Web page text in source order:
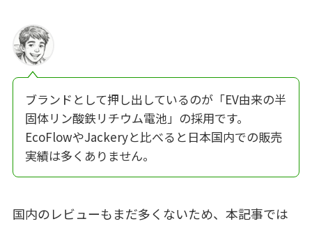
ブランドとして押し出しているのが「EV由来の半
固体リン酸鉄リチウム電池」の採用です。
EcoFlowやJackeryと比べると日本国内での販売
実績は多くありません。
国内のレビューもまだ多くないため、本記事では